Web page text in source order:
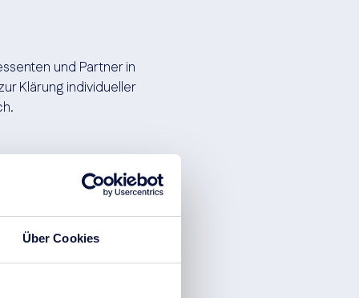
Über Cookies
und Partner in
Klärung individueller